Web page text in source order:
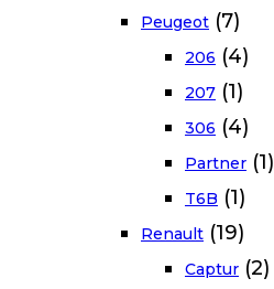
Peugeot (7)
206 (4)
207 (1)
306 (4)
Partner (1)
T6B (1)
Renault (19)
Captur (2)